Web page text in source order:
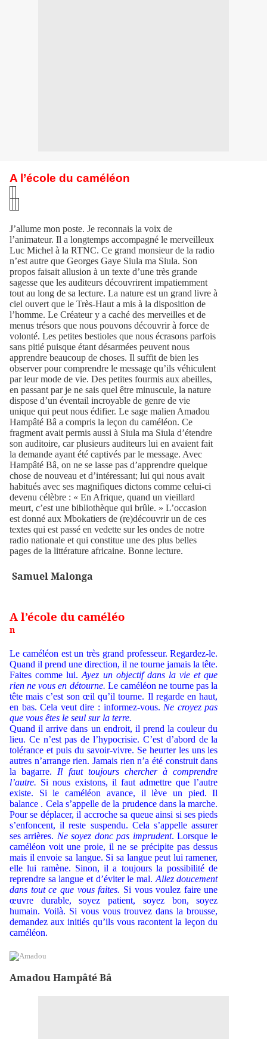
A l’école du caméléon
J’allume mon poste. Je reconnais la voix de
l’animateur. Il a longtemps accompagné le merveilleux
Luc Michel à la RTNC. Ce grand monsieur de la radio
n’est autre que Georges Gaye Siula ma Siula. Son
propos faisait allusion à un texte d’une très grande
sagesse que les auditeurs découvrirent impatiemment
tout au long de sa lecture. La nature est un grand livre à
ciel ouvert que le Très-Haut a mis à la disposition de
l’homme. Le Créateur y a caché des merveilles et de
menus trésors que nous pouvons découvrir à force de
volonté. Les petites bestioles que nous écrasons parfois
sans pitié puisque étant désarmées peuvent nous
apprendre beaucoup de choses. Il suffit de bien les
observer pour comprendre le message qu’ils véhiculent
par leur mode de vie. Des petites fourmis aux abeilles,
en passant par je ne sais quel être minuscule, la nature
dispose d’un éventail incroyable de genre de vie
unique qui peut nous édifier. Le sage malien Amadou
Hampâté Bâ a compris la leçon du caméléon. Ce
fragment avait permis aussi à Siula ma Siula d’étendre
son auditoire, car plusieurs auditeurs lui en avaient fait
la demande ayant été captivés par le message. Avec
Hampâté Bâ, on ne se lasse pas d’apprendre quelque
chose de nouveau et d’intéressant; lui qui nous avait
habitués avec ses magnifiques dictons comme celui-ci
devenu célèbre : « En Afrique, quand un vieillard
meurt, c’est une bibliothèque qui brûle. » L’occasion
est donné aux Mbokatiers de (re)découvrir un de ces
textes qui est passé en vedette sur les ondes de notre
radio nationale et qui constitue une des plus belles
pages de la littérature africaine. Bonne lecture.
Samuel Malonga
A l’école du caméléo
n
Le caméléon est un très grand professeur. Regardez-le.
Quand il prend une direction, il ne tourne jamais la tête.
Faites comme lui.Ayez un objectif dans la vie et que
rien ne vous en détourne. Le caméléon ne tourne pas la
tête mais c’est son œil qu’il tourne. Il regarde en haut,
en bas. Cela veut dire : informez-vous. Ne croyez pas
que vous êtes le seul sur la terre.
Quand il arrive dans un endroit, il prend la couleur du
lieu. Ce n’est pas de l’hypocrisie. C’est d’abord de la
tolérance et puis du savoir-vivre. Se heurter les uns les
autres n’arrange rien. Jamais rien n’a été construit dans
la bagarre. Il faut toujours chercher à comprendre
l’autre. Si nous existons, il faut admettre que l’autre
existe. Si le caméléon avance, il lève un pied. Il
balance . Cela s’appelle de la prudence dans la marche.
Pour se déplacer, il accroche sa queue ainsi si ses pieds
s’enfoncent, il reste suspendu. Cela s’appelle assurer
ses arrières. Ne soyez donc pas imprudent. Lorsque le
caméléon voit une proie, il ne se précipite pas dessus
mais il envoie sa langue. Si sa langue peut lui ramener,
elle lui ramène. Sinon, il a toujours la possibilité de
reprendre sa langue et d’éviter le mal. Allez doucement
dans tout ce que vous faites. Si vous voulez faire une
œuvre durable, soyez patient, soyez bon, soyez
humain. Voilà. Si vous vous trouvez dans la brousse,
demandez aux initiés qu’ils vous racontent la leçon du
caméléon.
Amadou Hampâté Bâ